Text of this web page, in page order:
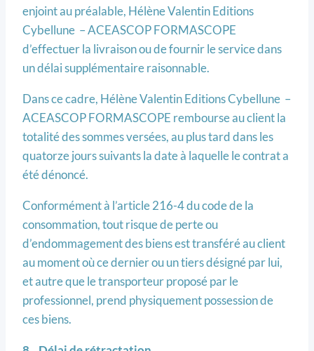
enjoint au préalable, Hélène Valentin Editions
Cybellune – ACEASCOP FORMASCOPE
d’effectuer la livraison ou de fournir le service dans
un délai supplémentaire raisonnable.
Dans ce cadre, Hélène Valentin Editions Cybellune –
ACEASCOP FORMASCOPE rembourse au client la
totalité des sommes versées, au plus tard dans les
quatorze jours suivants la date à laquelle le contrat a
été dénoncé.
Conformément à l’article 216-4 du code de la
consommation, tout risque de perte ou
d’endommagement des biens est transféré au client
au moment où ce dernier ou un tiers désigné par lui,
et autre que le transporteur proposé par le
professionnel, prend physiquement possession de
ces biens.